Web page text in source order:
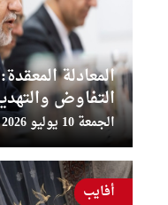
المعادلة
التفاوض
الجمعة 10 يوليو 2026 - 13:42:29
أفايب